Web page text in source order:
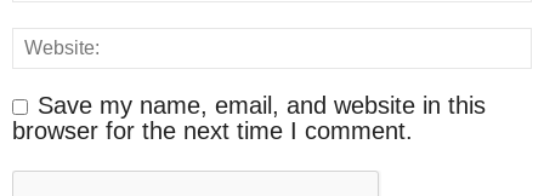
Save my name, email, and website in this
browser for the next time I comment.